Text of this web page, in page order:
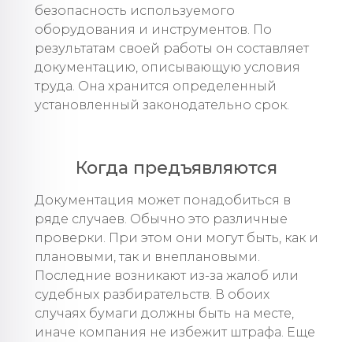
безопасность используемого
оборудования и инструментов. По
результатам своей работы он составляет
документацию, описывающую условия
труда. Она хранится определенный
установленный законодательно срок.
Когда предъявляются
Документация может понадобиться в
ряде случаев. Обычно это различные
проверки. При этом они могут быть, как и
плановыми, так и внеплановыми.
Последние возникают из-за жалоб или
судебных разбирательств. В обоих
случаях бумаги должны быть на месте,
иначе компания не избежит штрафа. Еще